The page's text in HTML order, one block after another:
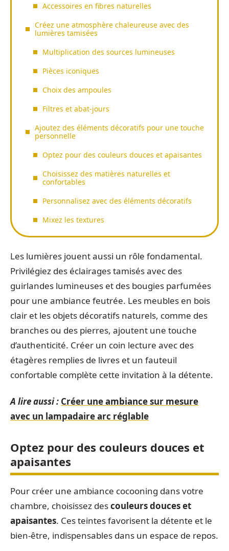
Accessoires en fibres naturelles
Créez une atmosphère chaleureuse avec des
lumières tamisées
Multiplication des sources lumineuses
Pièces iconiques
Choix des ampoules
Filtres et abat-jours
Ajoutez des éléments décoratifs pour une touche
personnelle
Optez pour des couleurs douces et apaisantes
Choisissez des matières naturelles et
confortables
Personnalisez avec des éléments décoratifs
Mixez les textures
Les lumières jouent aussi un rôle fondamental.
Privilégiez des éclairages tamisés avec des
guirlandes lumineuses et des bougies parfumées
pour une ambiance feutrée. Les meubles en bois
clair et les objets décoratifs naturels, comme des
branches ou des pierres, ajoutent une touche
d’authenticité. Créer un coin lecture avec des
étagères remplies de livres et un fauteuil
confortable complète cette invitation à la détente.
A lire aussi : Créer une ambiance sur mesure
avec un lampadaire arc réglable
Optez pour des couleurs douces et
apaisantes
Pour créer une ambiance cocooning dans votre
chambre, choisissez descouleurs douces et
apaisantes. Ces teintes favorisent la détente et le
bien-être, indispensables dans un espace de repos.